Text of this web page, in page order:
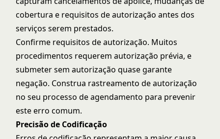
cobertura e requisitos de autorização antes dos
serviços serem prestados.
Confirme requisitos de autorização. Muitos
procedimentos requerem autorização prévia, e
submeter sem autorização quase garante
negação. Construa rastreamento de autorização
no seu processo de agendamento para prevenir
este erro comum.
Precisão de Codificação